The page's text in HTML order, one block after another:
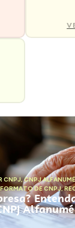
CNPJ,CNPJ
DE CNPJ,